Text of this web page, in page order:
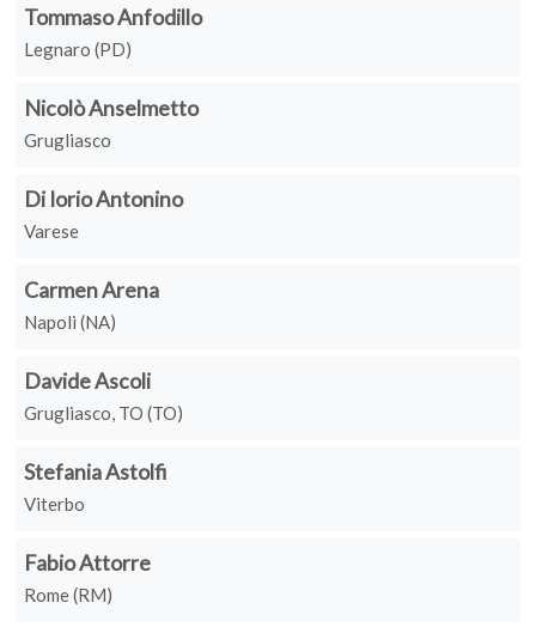
Tommaso Anfodillo
Legnaro (PD)
Nicolò Anselmetto
Grugliasco
Di Iorio Antonino
Varese
Carmen Arena
Napoli (NA)
Davide Ascoli
Grugliasco, TO (TO)
Stefania Astolfi
Viterbo
Fabio Attorre
Rome (RM)